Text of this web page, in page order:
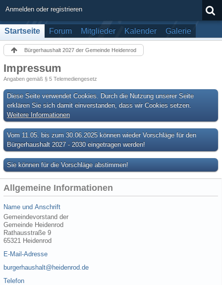
Anmelden oder registrieren
Startseite Forum Mitglieder Kalender Galerie
Bürgerhaushalt 2027 der Gemeinde Heidenrod
Impressum
Angaben gemäß § 5 Telemediengesetz
Diese Seite verwendet Cookies. Durch die Nutzung unserer Seite
erklären Sie sich damit einverstanden, dass wir Cookies setzen.
Weitere Informationen
Vom 11.05. bis zum 30.06.2025 können wieder Vorschläge für den
Bürgerhaushalt 2027 - 2030 eingetragen werden!
Sie können für die Vorschläge abstimmen!
Allgemeine Informationen
Name und Anschrift
Gemeindevorstand der
Gemeinde Heidenrod
Rathausstraße 9
65321 Heidenrod
E-Mail-Adresse
burgerhaushalt@heidenrod.de
Telefon